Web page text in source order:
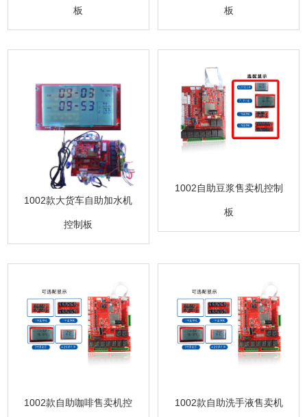
板 板
1002款大货车自助加水机
控制板
1002自助豆浆售卖机控制
板
1002款自助咖啡售卖机控 1002款自助洗手液售卖机